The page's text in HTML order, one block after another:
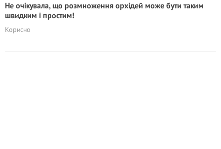
Не очікувала, що розмноження орхідей може бути таким
швидким і простим!
Корисно